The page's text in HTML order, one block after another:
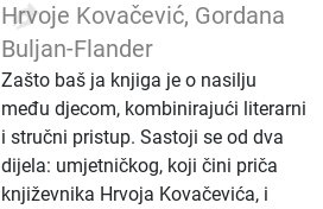
Hrvoje Kovačević, Gordana
Buljan-Flander
Zašto baš ja knjiga je o nasilju
među djecom, kombinirajući literarni
i stručni pristup. Sastoji se od dva
dijela: umjetničkog, koji čini priča
književnika Hrvoja Kovačevića, i